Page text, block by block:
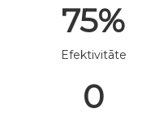
75%
Efektivitāte
0